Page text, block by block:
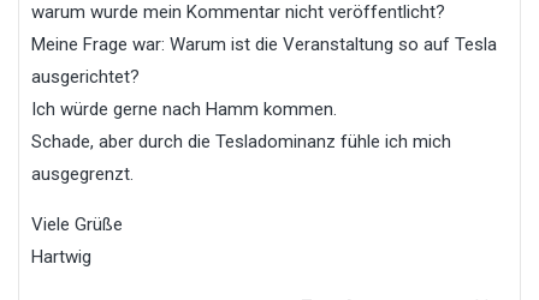
warum wurde mein Kommentar nicht veröffentlicht?
Meine Frage war: Warum ist die Veranstaltung so auf Tesla
ausgerichtet?
Ich würde gerne nach Hamm kommen.
Schade, aber durch die Tesladominanz fühle ich mich
ausgegrenzt.
Viele Grüße
Hartwig